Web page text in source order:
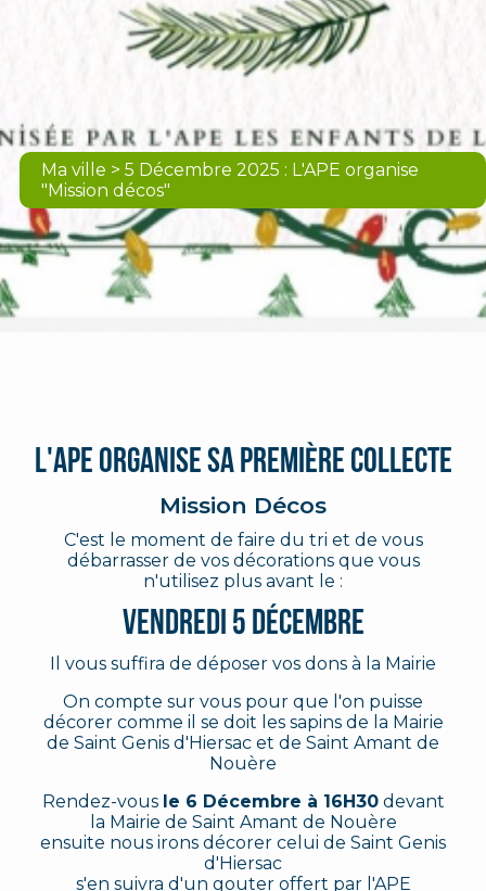
Ma ville > 5 Décembre 2025 : L'APE organise
"Mission décos"
L'APE organise sa première collecte
Mission Décos
C'est le moment de faire du tri et de vous
débarrasser de vos décorations que vous
n'utilisez plus avant le :
Vendredi 5 Décembre
Il vous suffira de déposer vos dons à la Mairie
On compte sur vous pour que l'on puisse
décorer comme il se doit les sapins de la Mairie
de Saint Genis d'Hiersac et de Saint Amant de
Nouère
Rendez-vous le 6 Décembre à 16H30devant
la Mairie de Saint Amant de Nouère
ensuite nous irons décorer celui de Saint Genis
d'Hiersac
s'en suivra d'un gouter offert par l'APE